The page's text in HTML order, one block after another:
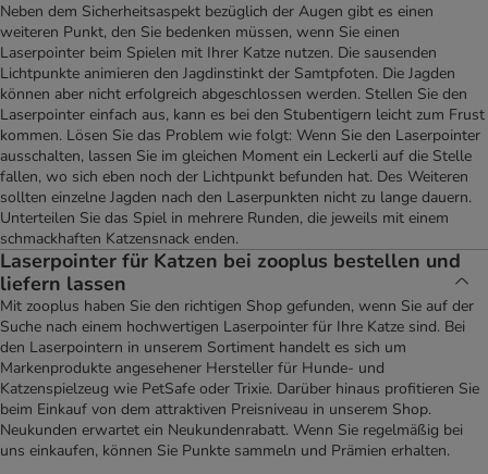
Neben dem Sicherheitsaspekt bezüglich der Augen gibt es einen
weiteren Punkt, den Sie bedenken müssen, wenn Sie einen
Laserpointer beim Spielen mit Ihrer Katze nutzen. Die sausenden
Lichtpunkte animieren den Jagdinstinkt der Samtpfoten. Die Jagden
können aber nicht erfolgreich abgeschlossen werden. Stellen Sie den
Laserpointer einfach aus, kann es bei den Stubentigern leicht zum Frust
kommen. Lösen Sie das Problem wie folgt: Wenn Sie den Laserpointer
ausschalten, lassen Sie im gleichen Moment ein Leckerli auf die Stelle
fallen, wo sich eben noch der Lichtpunkt befunden hat. Des Weiteren
sollten einzelne Jagden nach den Laserpunkten nicht zu lange dauern.
Unterteilen Sie das Spiel in mehrere Runden, die jeweils mit einem
schmackhaften Katzensnack enden.
Laserpointer für Katzen bei zooplus bestellen und
liefern lassen
Mit zooplus haben Sie den richtigen Shop gefunden, wenn Sie auf der
Suche nach einem hochwertigen Laserpointer für Ihre Katze sind. Bei
den Laserpointern in unserem Sortiment handelt es sich um
Markenprodukte angesehener Hersteller für Hunde- und
Katzenspielzeug wie PetSafe oder Trixie. Darüber hinaus profitieren Sie
beim Einkauf von dem attraktiven Preisniveau in unserem Shop.
Neukunden erwartet ein Neukundenrabatt. Wenn Sie regelmäßig bei
uns einkaufen, können Sie Punkte sammeln und Prämien erhalten.